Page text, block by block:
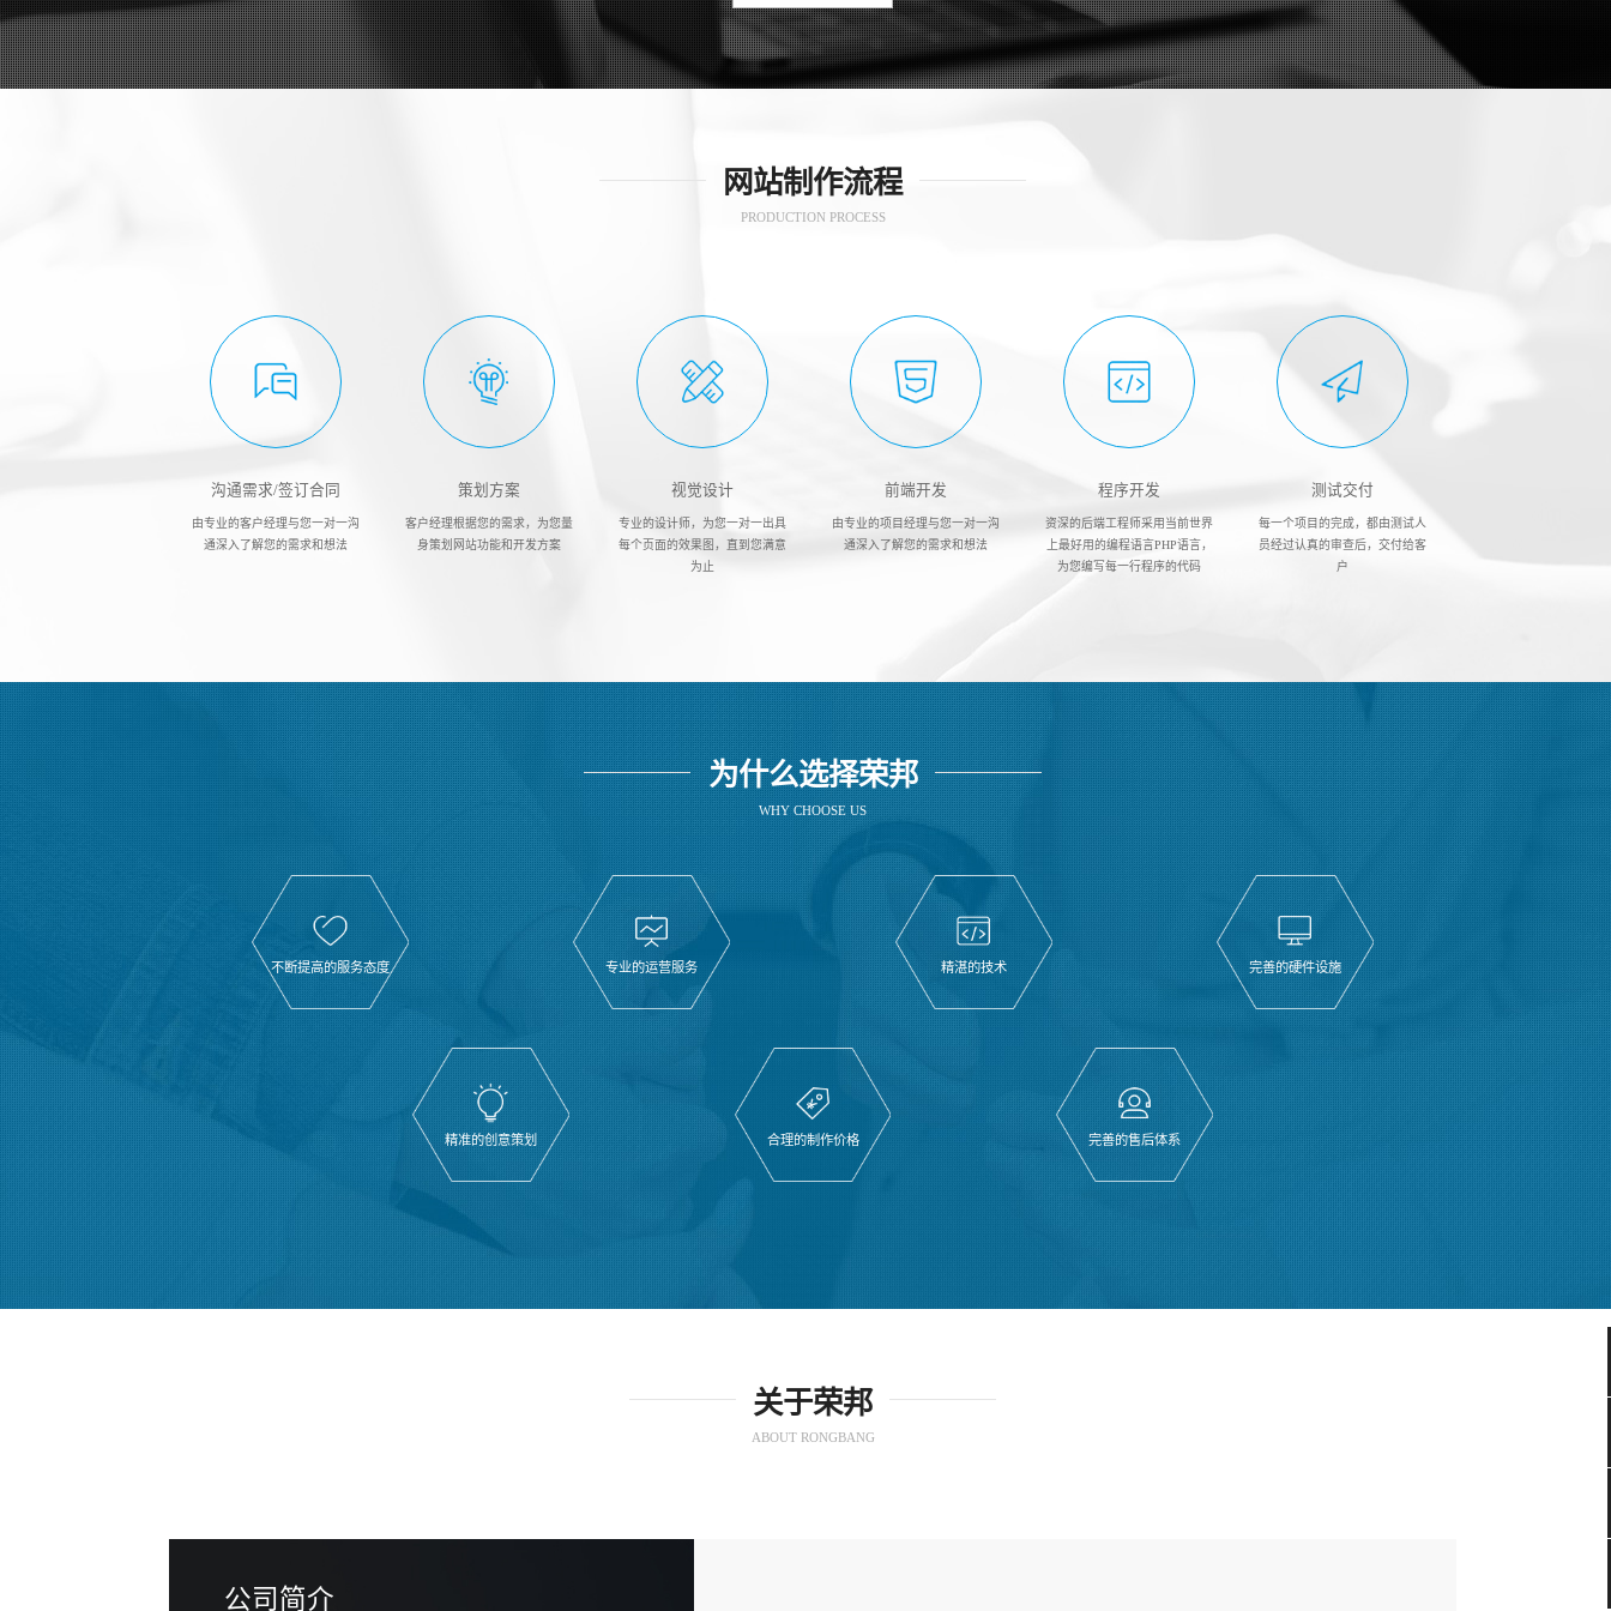
网站制作流程
PRODUCTION PROCESS
沟通需求/签订合同
由专业的客户经理与您一对一沟
通深入了解您的需求和想法
策划方案
客户经理根据您的需求，为您量
身策划网站功能和开发方案
视觉设计
专业的设计师，为您一对一出具
每个页面的效果图，直到您满意
为止
前端开发
由专业的项目经理与您一对一沟
通深入了解您的需求和想法
程序开发
资深的后端工程师采用当前世界
上最好用的编程语言PHP语言，
为您编写每一行程序的代码
测试交付
每一个项目的完成，都由测试人
员经过认真的审查后，交付给客
户
为什么选择荣邦
WHY CHOOSE US
不断提高的服务态度 专业的运营服务 精湛的技术 完善的硬件设施
精准的创意策划 合理的制作价格 完善的售后体系
关于荣邦
ABOUT RONGBANG
公司简介